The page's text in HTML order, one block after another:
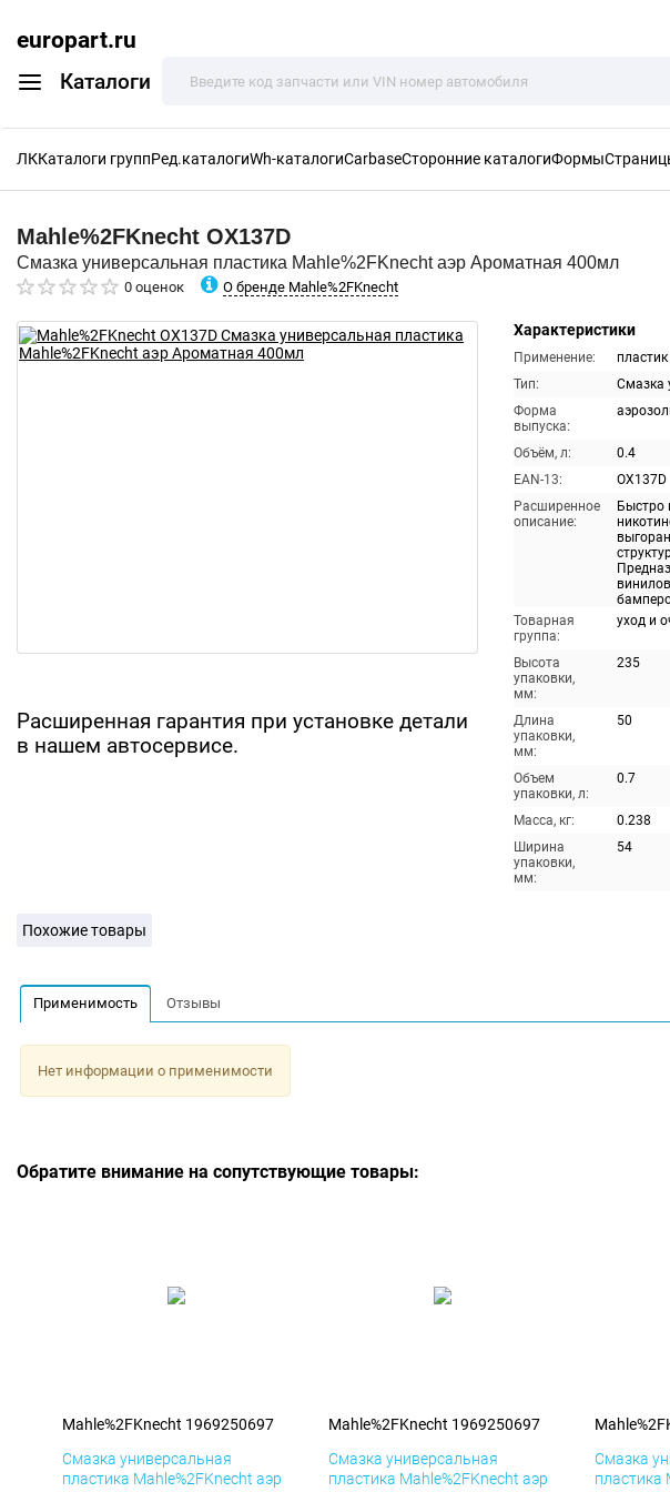
europart.ru
Каталоги
ЛККаталоги группРед.каталогиWh-каталогиCarbaseСторонние каталогиФормы
Mahle%2FKnecht OX137D
Смазка универсальная пластика Mahle%2FKnecht аэр Ароматная 400мл
0 оценок О бренде Mahle%2FKnecht
Расширенная гарантия при установке детали
в нашем автосервисе.
Характеристики
Применение:
пластик
Тип:
Смазка
Форма
выпуска:
Объём, л:
0.4
EAN-13:
OX137D
Расширенное
описание:
Быстро
Товарная
группа:
уход и
Высота
упаковки,
мм:
235
Длина
упаковки,
мм:
50
Объем
упаковки, л:
0.7
Масса, кг:
0.238
Ширина
упаковки,
мм:
54
Похожие товары
Применимость Отзывы
Нет информации о применимости
Обратите внимание на сопутствующие товары:
Mahle%2FKnecht 1969250697
Смазка универсальная
пластика Mahle%2FKnecht аэр
Mahle%2FKnecht 1969250697
Смазка универсальная
пластика Mahle%2FKnecht аэр
Смазка
пластика